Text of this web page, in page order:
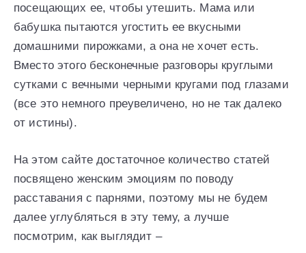
посещающих ее, чтобы утешить. Мама или
бабушка пытаются угостить ее вкусными
домашними пирожками, а она не хочет есть.
Вместо этого бесконечные разговоры круглыми
сутками с вечными черными кругами под глазами
(все это немного преувеличено, но не так далеко
от истины).
На этом сайте достаточное количество статей
посвящено женским эмоциям по поводу
расставания с парнями, поэтому мы не будем
далее углубляться в эту тему, а лучше
посмотрим, как выглядит –